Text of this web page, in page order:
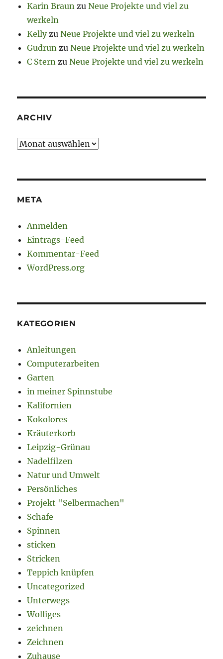
Karin Braun zuNeue Projekte und viel zu
werkeln
KellyzuNeue Projekte und viel zu werkeln
Gudrun zuNeue Projekte und viel zu werkeln
C Stern zuNeue Projekte und viel zu werkeln
ARCHIV
Archiv
META
Anmelden
Eintrags-Feed
Kommentar-Feed
WordPress.org
KATEGORIEN
Anleitungen
Computerarbeiten
Garten
in meiner Spinnstube
Kalifornien
Kokolores
Kräuterkorb
Leipzig-Grünau
Nadelfilzen
Natur und Umwelt
Persönliches
Projekt "Selbermachen"
Schafe
Spinnen
sticken
Stricken
Teppich knüpfen
Uncategorized
Unterwegs
Wolliges
zeichnen
Zeichnen
Zuhause